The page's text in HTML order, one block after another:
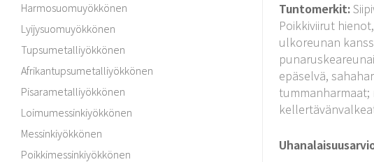
Harmosuomuyökkönen
Lyijysuomuyökkönen
Tupsumetalliyökkönen
Afrikantupsumetalliyökkönen
Pisarametalliyökkönen
Loimumessinkiyökkönen
Messinkiyökkönen
Poikkimessinkiyökkönen
Tuntomerkit:
Poikkiviirut
ulkoreunan
epäselvä,
tummanharmaat;